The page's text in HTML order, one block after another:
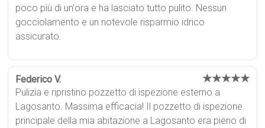
poco più di un'ora e ha lasciato tutto pulito. Nessun
gocciolamento e un notevole risparmio idrico
assicurato.
Federico V. ★★★★★
Pulizia e ripristino pozzetto di ispezione esterno a
Lagosanto. Massima efficacia! Il pozzetto di ispezione
principale della mia abitazione a Lagosanto era pieno di